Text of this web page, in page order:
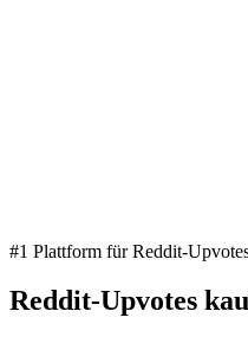
#1 Plattform für Reddit-
Reddit-Upvotes